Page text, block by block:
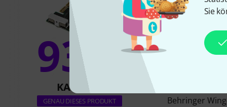
Sie
93%
KAUFTEN
GENAU DIESES PRODUKT Behringer